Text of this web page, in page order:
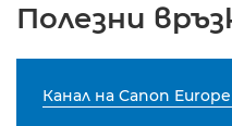
Полезни
Канал на Canon